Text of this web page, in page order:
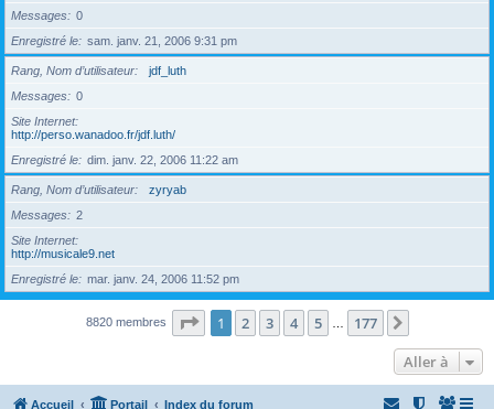
Messages
0
Enregistré le
sam. janv. 21, 2006 9:31 pm
Rang, Nom d’utilisateur
jdf_luth
Messages
0
Site Internet
http://perso.wanadoo.fr/jdf.luth/
Enregistré le
dim. janv. 22, 2006 11:22 am
Rang, Nom d’utilisateur
zyryab
Messages
2
Site Internet
http://musicale9.net
Enregistré le
mar. janv. 24, 2006 11:52 pm
8820 membres Page 1sur177
1 2 3 4 5 177
Aller à
Accueil Portail Index du forum